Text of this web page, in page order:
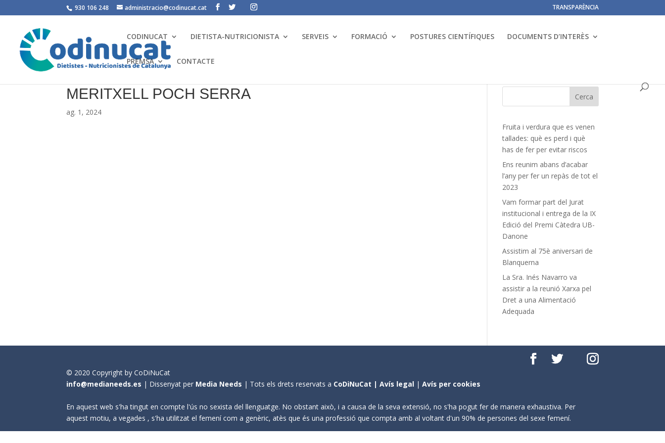
930 106 248 administracio@codinucat.cat TRANSPARÈNCIA
CODINUCAT DIETISTA-NUTRICIONISTA SERVEIS FORMACIÓ POSTURES CIENTÍFIQUES DOCUMENTS D’INTERÈS
PREMSA CONTACTE
MERITXELL POCH SERRA
ag. 1, 2024
Fruita i verdura que es venen
tallades: què es perd i què
has de fer per evitar riscos
Ens reunim abans d’acabar
l’any per fer un repàs de tot el
2023
Vam formar part del Jurat
institucional i entrega de la IX
Edició del Premi Càtedra UB-
Danone
Assistim al 75è aniversari de
Blanquerna
La Sra. Inés Navarro va
assistir a la reunió Xarxa pel
Dret a una Alimentació
Adequada
© 2020 Copyright by CoDiNuCat
info@medianeeds.es | Dissenyat per Media Needs | Tots els drets reservats a CoDiNuCat |Avís legal |Avís per cookies
En aquest web s'ha tingut en compte l'ús no sexista del llenguatge. No obstant això, i a causa de la seva extensió, no s'ha pogut fer de manera exhaustiva. Per
aquest motiu, a vegades , s'ha utilitzat el femení com a genèric, atès que és una professió que compta amb al voltant d'un 90% de persones del sexe femení.